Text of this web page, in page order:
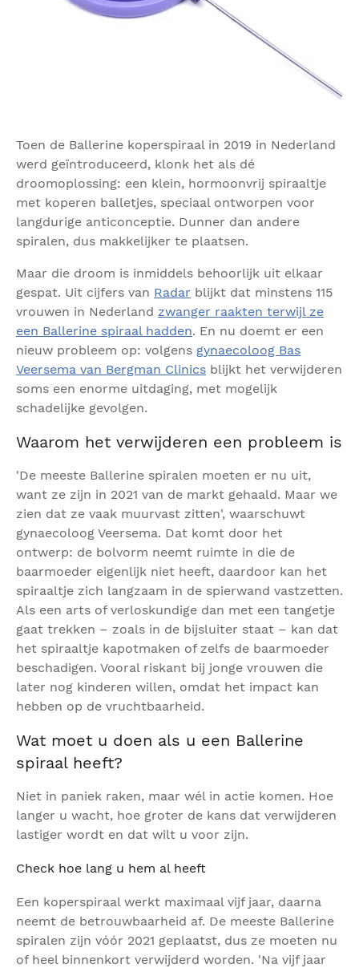
Toen de Ballerine koperspiraal in 2019 in Nederland
werd geïntroduceerd, klonk het als dé
droomoplossing: een klein, hormoonvrij spiraaltje
met koperen balletjes, speciaal ontworpen voor
langdurige anticonceptie. Dunner dan andere
spiralen, dus makkelijker te plaatsen.
Maar die droom is inmiddels behoorlijk uit elkaar
gespat. Uit cijfers van Radar blijkt dat minstens 115
vrouwen in Nederland zwanger raakten terwijl ze
een Ballerine spiraal hadden. En nu doemt er een
nieuw probleem op: volgens gynaecoloog Bas
Veersema van Bergman Clinics blijkt het verwijderen
soms een enorme uitdaging, met mogelijk
schadelijke gevolgen.
Waarom het verwijderen een probleem is
'De meeste Ballerine spiralen moeten er nu uit,
want ze zijn in 2021 van de markt gehaald. Maar we
zien dat ze vaak muurvast zitten', waarschuwt
gynaecoloog Veersema. Dat komt door het
ontwerp: de bolvorm neemt ruimte in die de
baarmoeder eigenlijk niet heeft, daardoor kan het
spiraaltje zich langzaam in de spierwand vastzetten.
Als een arts of verloskundige dan met een tangetje
gaat trekken – zoals in de bijsluiter staat – kan dat
het spiraaltje kapotmaken of zelfs de baarmoeder
beschadigen. Vooral riskant bij jonge vrouwen die
later nog kinderen willen, omdat het impact kan
hebben op de vruchtbaarheid.
Wat moet u doen als u een Ballerine
spiraal heeft?
Niet in paniek raken, maar wél in actie komen. Hoe
langer u wacht, hoe groter de kans dat verwijderen
lastiger wordt en dat wilt u voor zijn.
Check hoe lang u hem al heeft
Een koperspiraal werkt maximaal vijf jaar, daarna
neemt de betrouwbaarheid af. De meeste Ballerine
spiralen zijn vóór 2021 geplaatst, dus ze moeten nu
of heel binnenkort verwijderd worden. 'Na vijf jaar